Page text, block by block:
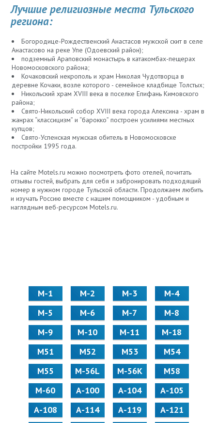
Лучшие религиозные места Тульского
региона:
Богородице-Рождественский Анастасов мужской скит в селе
Анастасово на реке Упе (Одоевский район);
подземный Араповский монастырь в катакомбах-пещерах
Новомосковского района;
Кочаковский некрополь и храм Николая Чудотворца в
деревне Кочаки, возле которого - семейное кладбище Толстых;
Никольский храм XVIII века в поселке Епифань Кимовского
района;
Свято-Никольский собор XVIII века города Алексина - храм в
жанрах “классицизм” и “барокко” построен усилиями местных
купцов;
Свято-Успенская мужская обитель в Новомосковске
постройки 1995 года.
На сайте Motels.ru можно посмотреть фото отелей, почитать
отзывы гостей, выбрать для себя и забронировать подходящий
номер в нужном городе Тульской области. Продолжаем любить
и изучать Россию вместе с нашим помощником - удобным и
наглядным веб-ресурсом Motels.ru.
М-1 М-2 М-3
М-4
М-5
М-6 М-7
М-8
М-9
М-10 М-11
М-18
М51
М52 М53
М54
М55
M-56L M-56K
М58
M-60
А-100 А-104
А-105
А-108
А-114 А-119
А-121